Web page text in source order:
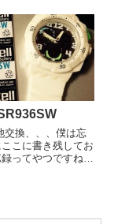
てやつ、、、難し
、、、これは５月
交換、、、僕は忘
こに書き残してお
ってやつですね
レベルでは...